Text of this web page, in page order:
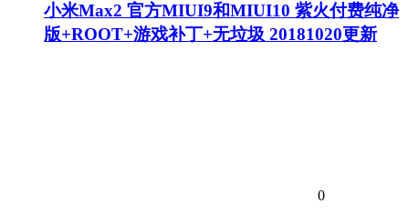
小米Max2 官方MIUI9和MIUI10 紫火付费纯净
版+ROOT+游戏补丁+无垃圾 20181020更新
0